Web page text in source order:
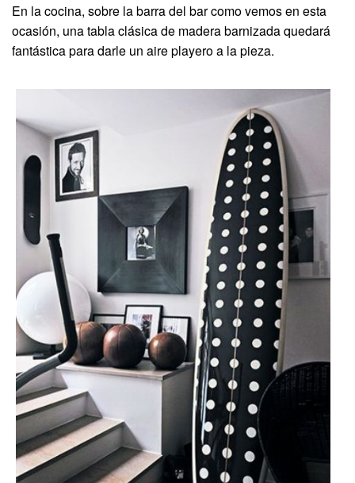
En la cocina, sobre la barra del bar como vemos en esta
ocasión, una tabla clásica de madera barnizada quedará
fantástica para darle un aire playero a la pieza.